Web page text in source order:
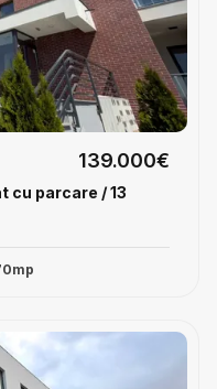
cu parcare / 13
139.000€